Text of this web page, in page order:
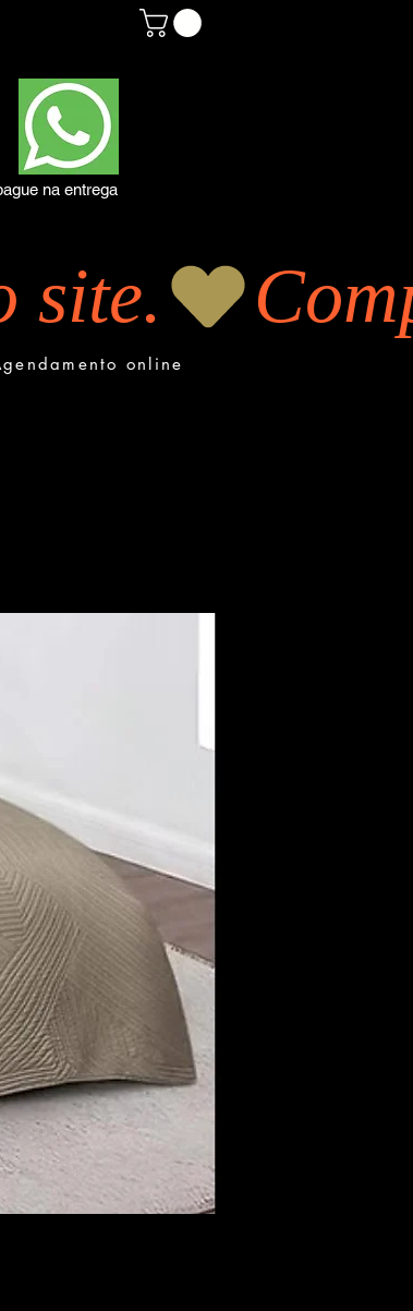
na entrega
site.
online